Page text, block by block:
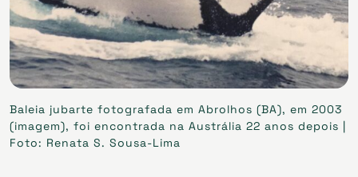
Baleia jubarte fotografada em Abrolhos (BA), em 2003
(imagem), foi encontrada na Austrália 22 anos depois |
Foto: Renata S. Sousa-Lima